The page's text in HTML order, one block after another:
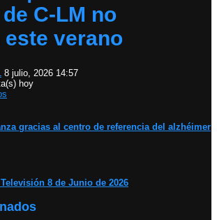
C-LM no
verano
8 julio, 2026 14:57
hoy
gracias al centro de referencia del alzhéimer
8 de Junio de 2026